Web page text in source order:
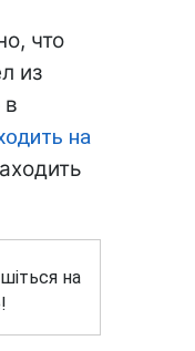
что
из
в
на
на